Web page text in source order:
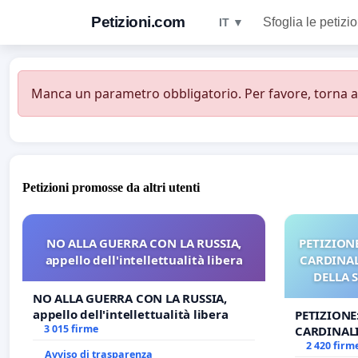
Petizioni.com IT ▼ Sfoglia le
Manca un parametro obbligatorio. Per favore, torna
Petizioni promosse da altri utenti
NO ALLA GUERRA CON LA RUSSIA,
appello dell'intellettualità libera
NO ALLA GUERRA CON LA RUSSIA,
appello dell'intellettualità libera
3 015 firme
Avviso di trasparenza
DELLA
DELLA
2 420